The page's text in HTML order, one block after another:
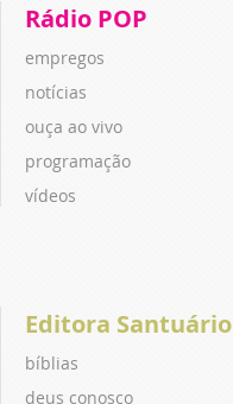
Rádio POP
empregos
notícias
ouça ao vivo
programação
vídeos
Editora Santuário
bíblias
deus conosco